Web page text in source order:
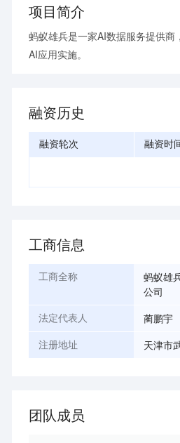
项目简介
蚂蚁雄兵是一家AI数据服务提供
AI应用实施。
融资历史
融资轮次 融资时
工商信息
工商全称
蚂蚁雄
公司
法定代表人 蔺鹏宇
注册地址 天津市
团队成员